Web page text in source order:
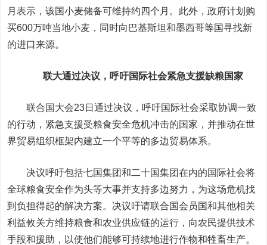
月表示，该国小麦储备可维持约四个月。此外，政府计划购
买600万吨当地小麦，同时向巴基斯坦和墨西哥等国寻找新
的进口来源。
联大通过决议，呼吁国际社会紧急支援缺粮国家
联合国大会23日通过决议，呼吁国际社会采取协调一致
的行动，紧急支援受粮食安全危机冲击的国家，并推动在世
界贸易组织框架内建立一个平等的多边贸易体系。
决议呼吁包括七国集团和二十国集团在内的国际社会将
全球粮食安全作为头等大事并支持多边努力，为这场危机找
到负担得起的解决方案。决议吁请联合国会员国和其他相关
利益攸关方维持粮食和农业供应链的运行，向农民提供技术
手段和援助，以使他们能够可持续地进行作物和牲畜生产。